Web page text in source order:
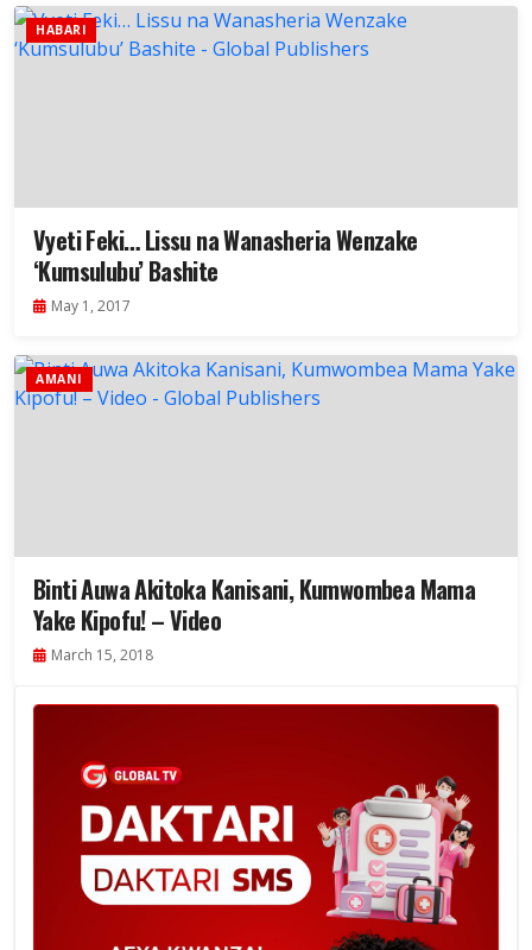
HABARI
Vyeti Feki… Lissu na Wanasheria Wenzake
‘Kumsulubu’ Bashite
May 1, 2017
AMANI
Binti Auwa Akitoka Kanisani, Kumwombea Mama
Yake Kipofu! – Video
March 15, 2018